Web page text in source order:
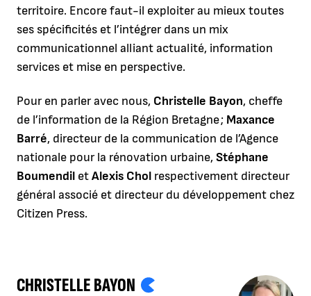
territoire. Encore faut-il exploiter au mieux toutes
ses spécificités et l’intégrer dans un mix
communicationnel alliant actualité, information
services et mise en perspective.
Pour en parler avec nous, Christelle Bayon, cheffe
de l’information de la Région Bretagne ; Maxance
Barré, directeur de la communication de l’Agence
nationale pour la rénovation urbaine, Stéphane
Boumendil etAlexis Chol respectivement directeur
général associé et directeur du développement chez
Citizen Press.
CHRISTELLE BAYON